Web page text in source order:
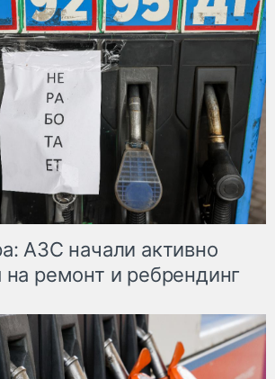
АЗС начали активно
на ремонт и ребрендинг